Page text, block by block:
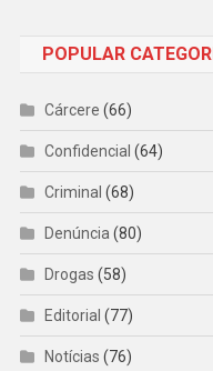
POPULAR
Cárcere (66)
Confidencial (64)
Criminal (68)
Denúncia(80)
Drogas (58)
Editorial (77)
Notícias (76)